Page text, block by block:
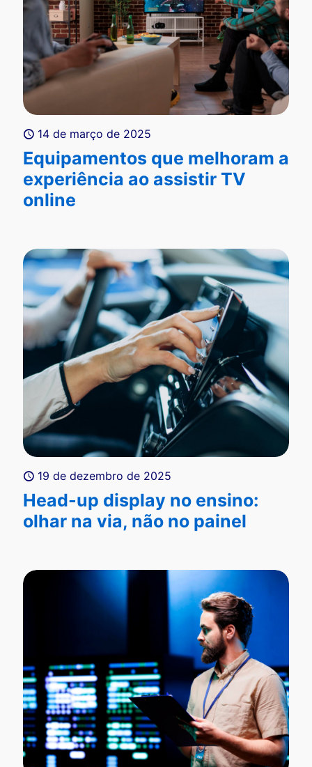
14 de março de 2025
Equipamentos que melhoram a
experiência ao assistir TV
online
19 de dezembro de 2025
Head-up display no ensino:
olhar na via, não no painel